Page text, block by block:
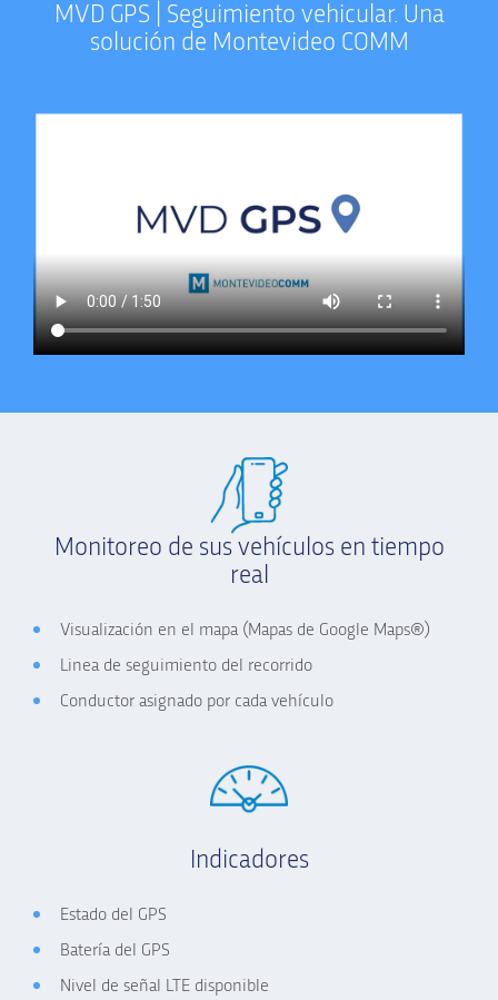
MVD GPS | Seguimiento vehicular. Una
solución de Montevideo COMM
Monitoreo de sus vehículos en tiempo
real
Visualización en el mapa (Mapas de Google Maps®)
Linea de seguimiento del recorrido
Conductor asignado por cada vehículo
Indicadores
Estado del GPS
Batería del GPS
Nivel de señal LTE disponible